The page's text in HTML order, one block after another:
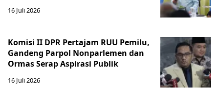
16 Juli 2026
Komisi II DPR Pertajam RUU Pemilu,
Gandeng Parpol Nonparlemen dan
Ormas Serap Aspirasi Publik
16 Juli 2026